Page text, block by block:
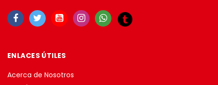
ENLACES ÚTILES
Acerca de Nosotros